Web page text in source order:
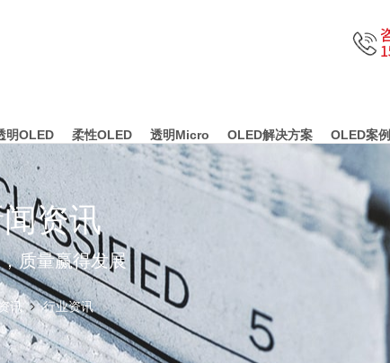
明OLED 柔性OLED 透明Micro OLED解决方案 OLED案例
资讯
质量赢得发展
讯 行业资讯